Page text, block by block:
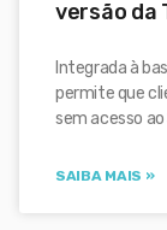
versão da
Integrada à
permite que
sem acesso ao
SAIBA MAIS »